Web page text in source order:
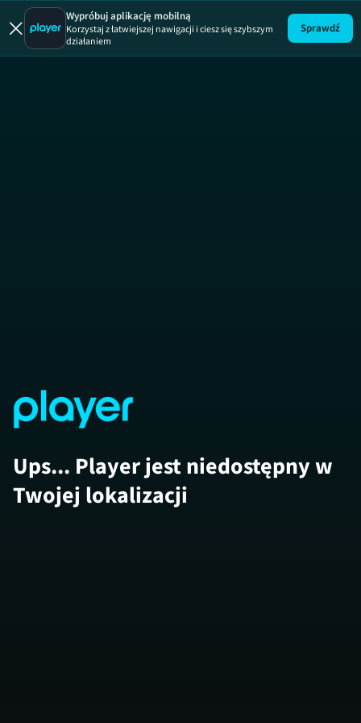
Wypróbuj aplikację mobilną
Korzystaj z łatwiejszej nawigacji i ciesz się szybszym
działaniem
Sprawdź
Ups... Player jest niedostępny w
Twojej lokalizacji